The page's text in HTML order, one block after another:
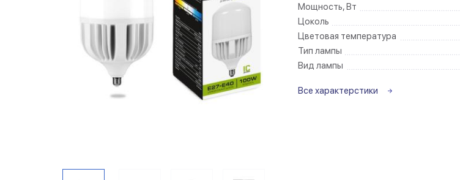
Беспроводные выключатели
Контроллеры и реле 220в
Мощность, Вт
Цоколь
Цветовая температура
Тип лампы
Вид лампы
Все характерстики